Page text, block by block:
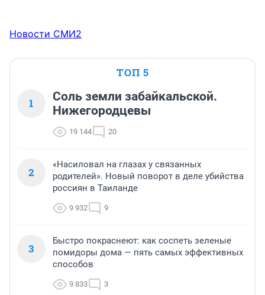
Новости СМИ2
ТОП 5
1
Соль земли забайкальской.
Нижегородцевы
19 144 20
2
«Насиловал на глазах у связанных
родителей». Новый поворот в деле убийства
россиян в Таиланде
9 932 9
3
Быстро покраснеют: как соспеть зеленые
помидоры дома — пять самых эффективных
способов
9 833 3